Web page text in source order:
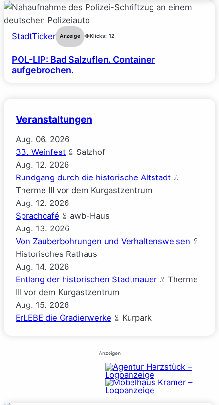
StadtTicker Anzeige Klicks: 12
POL-LIP: Bad Salzuflen. Container
aufgebrochen.
Veranstaltungen
Aug. 06. 2026
33. Weinfest
Salzhof
Aug. 12. 2026
Rundgang durch die historische Altstadt
Therme III vor dem Kurgastzentrum
Aug. 12. 2026
Sprachcafé
awb-Haus
Aug. 13. 2026
Von Zauberbohrungen und Verhaltensweisen
Historisches Rathaus
Aug. 14. 2026
Entlang der historischen Stadtmauer
Therme
III vor dem Kurgastzentrum
Aug. 15. 2026
ErLEBE die Gradierwerke
Kurpark
Anzeigen